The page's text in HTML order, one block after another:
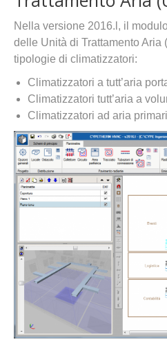
Nella versione 2016.l, il
delle Unità di Trattamento Aria
tipologie di climatizzatori:
Climatizzatori a tutt’aria
Climatizzatori tutt’aria a
Climatizzatori ad aria